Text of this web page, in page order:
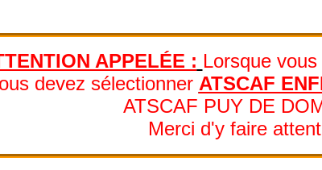
APPELÉE : Lorsque
devez sélectionner ATSCAF
ATSCAF PUY DE
Merci d'y faire